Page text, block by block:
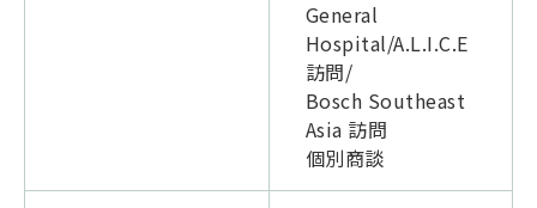
General
Hospital/A.L.I.C.E
訪問/
Bosch Southeast
Asia 訪問
個別商談